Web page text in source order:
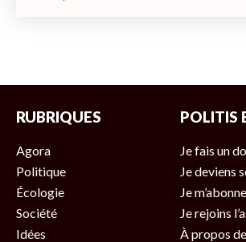
RUBRIQUES
Agora
Politique
Écologie
Société
Idées
POLITIS
Je fais un
Je deviens
Je m’abonne
Je rejoins
À propos